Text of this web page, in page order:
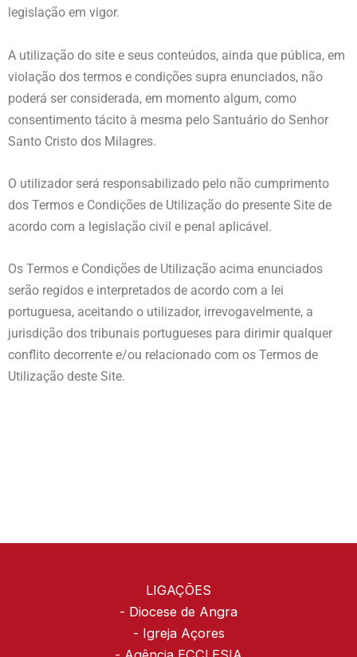
legislação em vigor.
A utilização do site e seus conteúdos, ainda que pública, em
violação dos termos e condições supra enunciados, não
poderá ser considerada, em momento algum, como
consentimento tácito à mesma pelo Santuário do Senhor
Santo Cristo dos Milagres.
O utilizador será responsabilizado pelo não cumprimento
dos Termos e Condições de Utilização do presente Site de
acordo com a legislação civil e penal aplicável.
Os Termos e Condições de Utilização acima enunciados
serão regidos e interpretados de acordo com a lei
portuguesa, aceitando o utilizador, irrevogavelmente, a
jurisdição dos tribunais portugueses para dirimir qualquer
conflito decorrente e/ou relacionado com os Termos de
Utilização deste Site.
LIGAÇÕES
- Diocese de Angra
- Igreja Açores